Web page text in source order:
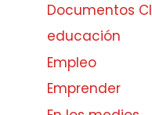
Documentos
educación
Empleo
Emprender